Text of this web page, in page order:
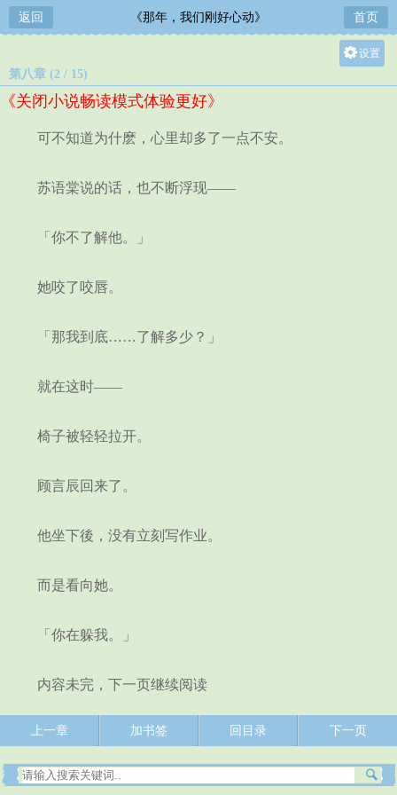
返回 《那年，我们刚好心动》 首页
设置
第八章 (2 / 15)
《关闭小说畅读模式体验更好》
可不知道为什麽，心里却多了一点不安。
苏语棠说的话，也不断浮现——
「你不了解他。」
她咬了咬唇。
「那我到底……了解多少？」
就在这时——
椅子被轻轻拉开。
顾言辰回来了。
他坐下後，没有立刻写作业。
而是看向她。
「你在躲我。」
内容未完，下一页继续阅读
上一章 加书签 回目录 下一页